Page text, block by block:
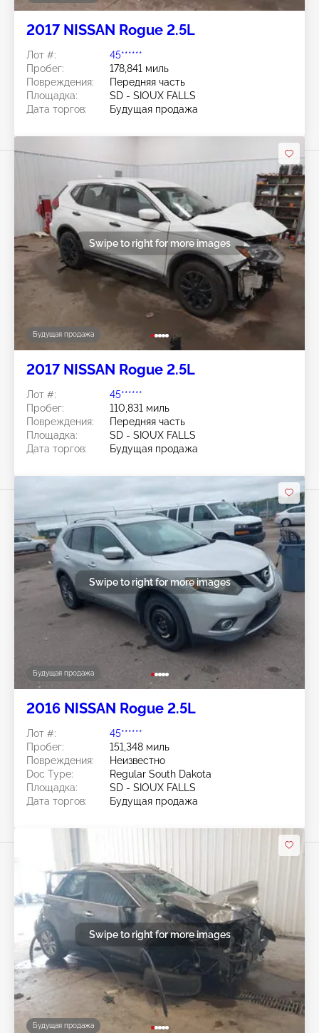
2017 NISSAN Rogue 2.5L
Лот #:
45******
Пробег:
178,841 миль
Повреждения:
Передняя часть
Площадка:
SD - SIOUX FALLS
Дата торгов:
Будущая продажа
Будущая продажа
Swipe to right for more images
2017 NISSAN Rogue 2.5L
Лот #:
45******
Пробег:
110,831 миль
Повреждения:
Передняя часть
Площадка:
SD - SIOUX FALLS
Дата торгов:
Будущая продажа
Будущая продажа
Swipe to right for more images
2016 NISSAN Rogue 2.5L
Лот #:
45******
Пробег:
151,348 миль
Повреждения:
Неизвестно
Doc Type:
Regular South Dakota
Площадка:
SD - SIOUX FALLS
Дата торгов:
Будущая продажа
Будущая продажа
Swipe to right for more images